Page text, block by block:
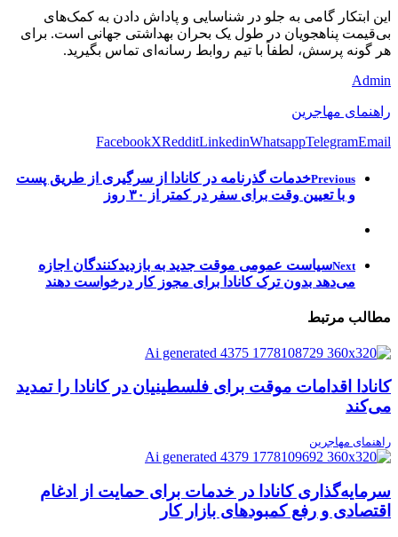
این ابتکار گامی به جلو در شناسایی و پاداش دادن به کمک‌های
بی‌قیمت پناهجویان در طول یک بحران بهداشتی جهانی است. برای
هر گونه پرسش، لطفاً با تیم روابط رسانه‌ای تماس بگیرید.
Admin
راهنمای مهاجرین
FacebookXRedditLinkedinWhatsappTelegramEmail
Previousخدمات گذرنامه در کانادا از سرگیری از طریق پست
و با تعیین وقت برای سفر در کمتر از ۳۰ روز
Nextسیاست عمومی موقت جدید به بازدیدکنندگان اجازه
می‌دهد بدون ترک کانادا برای مجوز کار درخواست دهند
مطالب مرتبط
کانادا اقدامات موقت برای فلسطینیان در کانادا را تمدید
می‌کند
راهنمای مهاجرین
سرمایه‌گذاری کانادا در خدمات برای حمایت از ادغام
اقتصادی و رفع کمبودهای بازار کار